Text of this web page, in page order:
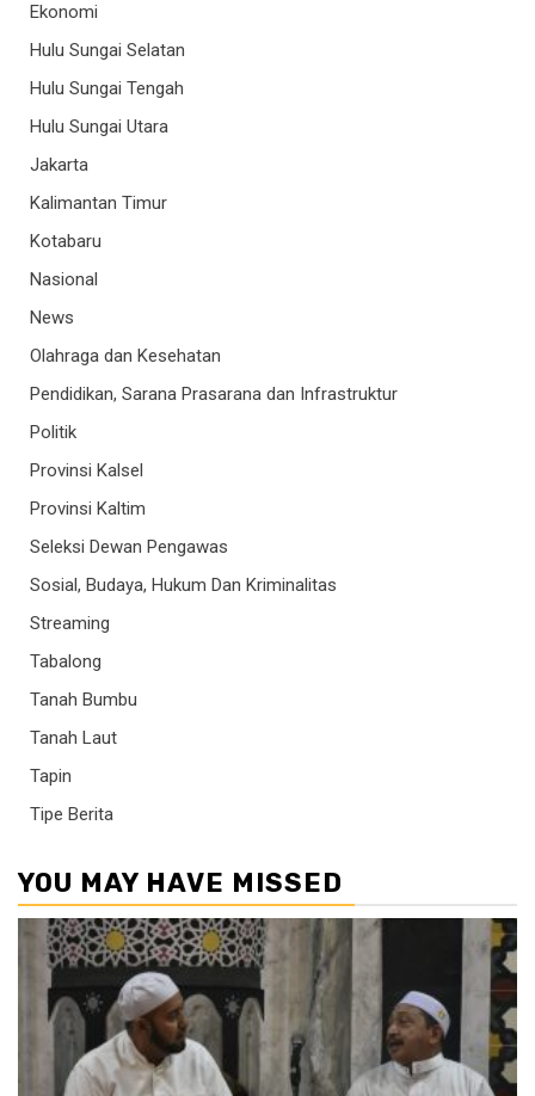
Ekonomi
Hulu Sungai Selatan
Hulu Sungai Tengah
Hulu Sungai Utara
Jakarta
Kalimantan Timur
Kotabaru
Nasional
News
Olahraga dan Kesehatan
Pendidikan, Sarana Prasarana dan Infrastruktur
Politik
Provinsi Kalsel
Provinsi Kaltim
Seleksi Dewan Pengawas
Sosial, Budaya, Hukum Dan Kriminalitas
Streaming
Tabalong
Tanah Bumbu
Tanah Laut
Tapin
Tipe Berita
YOU MAY HAVE MISSED